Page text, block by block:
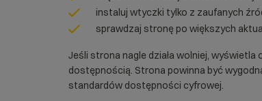
instaluj wtyczki tylko z zaufanych
sprawdzaj stronę po większych
Jeśli strona nagle działa wolniej,
dostępnością. Strona powinna być
standardów dostępności cyfrowej.